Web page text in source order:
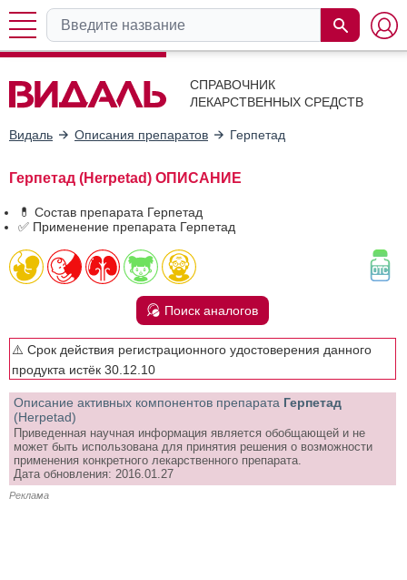
СПРАВОЧНИК
ЛЕКАРСТВЕННЫХ СРЕДСТВ
Видаль Описания препаратов Герпетад
Герпетад (Herpetad) ОПИСАНИЕ
💊 Состав препарата Герпетад
✅ Применение препарата Герпетад
Поиск аналогов
⚠️ Срок действия регистрационного удостоверения данного
продукта истёк 30.12.10
Описание активных компонентов препарата Герпетад
(Herpetad)
Приведенная научная информация является обобщающей и не
может быть использована для принятия решения о возможности
применения конкретного лекарственного препарата.
Дата обновления: 2016.01.27
Реклама